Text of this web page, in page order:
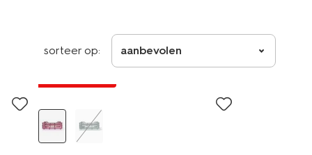
sorteer op: aanbevolen